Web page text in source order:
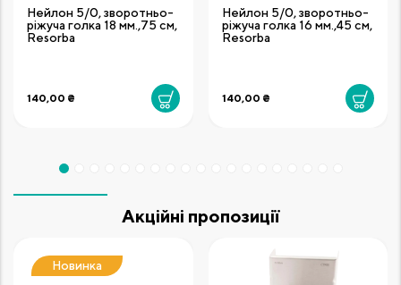
Нейлон 5/0, зворотньо-
ріжуча голка 18 мм.,75 см,
Resorba
140,00 ₴
Нейлон 5/0, зворотньо-
ріжуча голка 16 мм.,45 см,
Resorba
140,00 ₴
Акційні пропозиції
Новинка